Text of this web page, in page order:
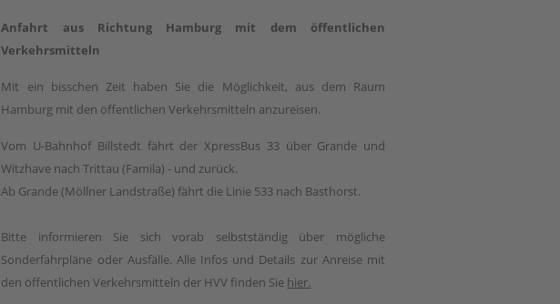
Anfahrt aus Richtung Hamburg mit dem öffentlichen
Verkehrsmitteln
Mit ein bisschen Zeit haben Sie die Möglichkeit, aus dem Raum
Hamburg mit den öffentlichen Verkehrsmitteln anzureisen.
Vom U-Bahnhof Billstedt fährt der XpressBus 33 über Grande und
Witzhave nach Trittau (Famila) - und zurück.
Ab Grande (Möllner Landstraße) fährt die Linie 533 nach Basthorst.
Bitte informieren Sie sich vorab selbstständig über mögliche
Sonderfahrpläne oder Ausfälle. Alle Infos und Details zur Anreise mit
den öffentlichen Verkehrsmitteln der HVV finden Sie hier.